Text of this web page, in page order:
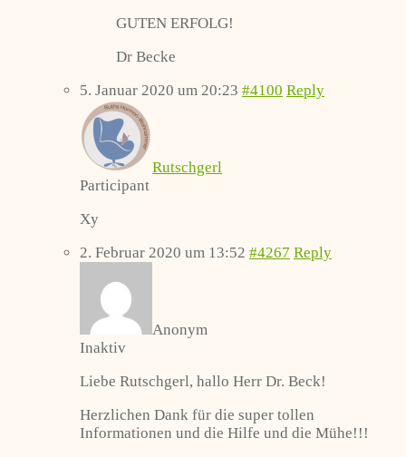
GUTEN ERFOLG!
Dr Becke
5. Januar 2020 um 20:23 #4100 Reply
Rutschgerl
Participant
Xy
2. Februar 2020 um 13:52 #4267 Reply
Anonym
Inaktiv
Liebe Rutschgerl, hallo Herr Dr. Beck!
Herzlichen Dank für die super tollen
Informationen und die Hilfe und die Mühe!!!